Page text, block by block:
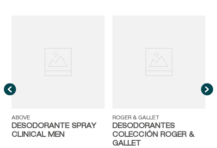
ABOVE
DESODORANTE SPRAY
CLINICAL MEN
ROGER & GALLET
DESODORANTES
COLECCIÓN ROGER &
GALLET